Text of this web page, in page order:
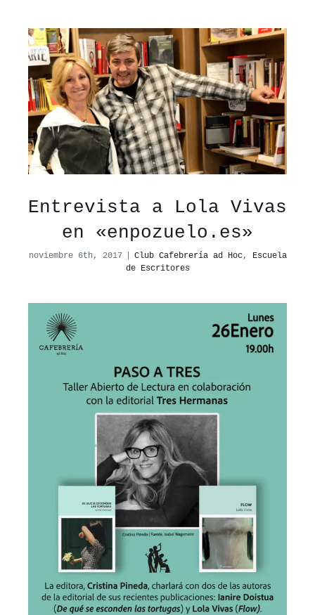
Entrevista a Lola Vivas
en «enpozuelo.es»
noviembre 6th, 2017 Club Cafebrería ad Hoc,
Escuela
de Escritores